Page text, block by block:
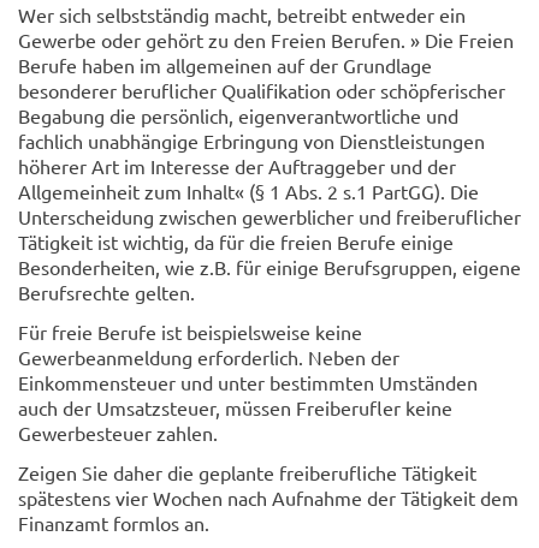
Wer sich selbstständig macht, betreibt entweder ein
Gewerbe oder gehört zu den Freien Berufen. » Die Freien
Berufe haben im allgemeinen auf der Grundlage
besonderer beruflicher Qualifikation oder schöpferischer
Begabung die persönlich, eigenverantwortliche und
fachlich unabhängige Erbringung von Dienstleistungen
höherer Art im Interesse der Auftraggeber und der
Allgemeinheit zum Inhalt« (§ 1 Abs. 2 s.1 PartGG). Die
Unterscheidung zwischen gewerblicher und freiberuflicher
Tätigkeit ist wichtig, da für die freien Berufe einige
Besonderheiten, wie z.B. für einige Berufsgruppen, eigene
Berufsrechte gelten.
Für freie Berufe ist beispielsweise keine
Gewerbeanmeldung erforderlich. Neben der
Einkommensteuer und unter bestimmten Umständen
auch der Umsatzsteuer, müssen Freiberufler keine
Gewerbesteuer zahlen.
Zeigen Sie daher die geplante freiberufliche Tätigkeit
spätestens vier Wochen nach Aufnahme der Tätigkeit dem
Finanzamt formlos an.